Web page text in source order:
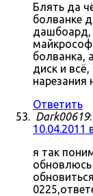
Блять да
болванке
дашбоард,
болванка,
диск и
нарезания
Ответить
Dark00619:
10.04.2011
я так